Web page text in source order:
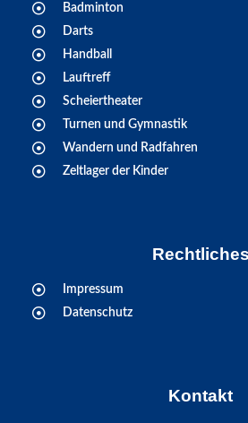
Badminton
Darts
Handball
Lauftreff
Scheiertheater
Turnen und Gymnastik
Wandern und Radfahren
Zeltlager der Kinder
Rechtliches
Impressum
Datenschutz
Kontakt